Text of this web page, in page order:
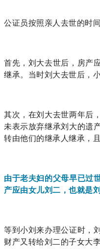
公证员按照亲人去世的时
首先，刘大去世后，房产
继承。当时刘大去世后，
其次，在刘大去世两年后
未表示放弃继承刘大的遗
转由他们的继承人继承，
由于老夫妇的父母早已过
产应由女儿刘二，也就是
等到小刘来办理公证时，
财产又转给刘二的子女大